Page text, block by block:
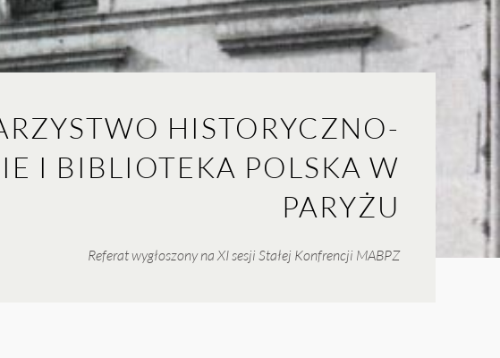
HISTORYCZNO-
I BIBLIOTEKA POLSKA W
PARYŻU
Referat wygłoszony na XI sesji Stałej Konfrencji MABPZ